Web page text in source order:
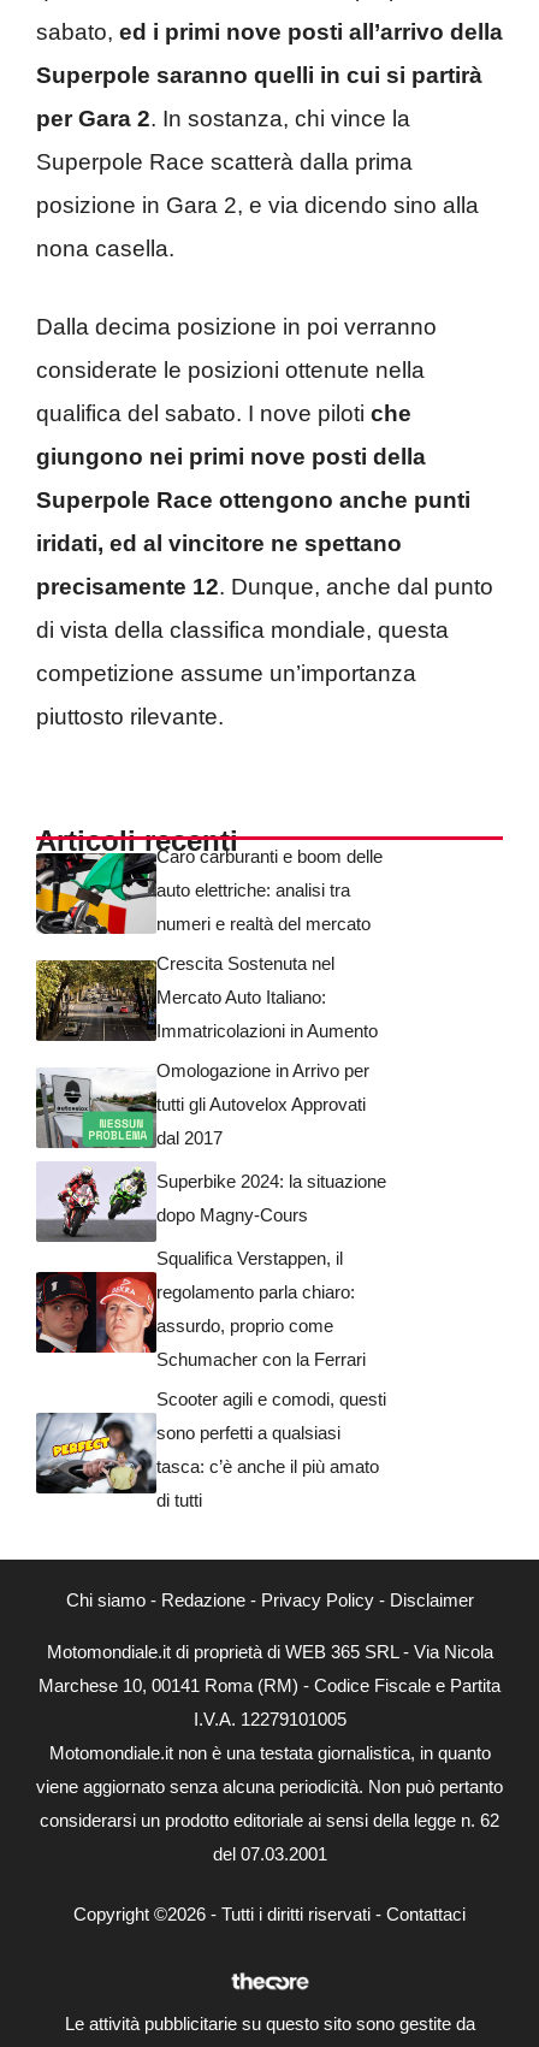
sabato, ed i primi nove posti all’arrivo della
Superpole saranno quelli in cui si partirà
per Gara 2. In sostanza, chi vince la
Superpole Race scatterà dalla prima
posizione in Gara 2, e via dicendo sino alla
nona casella.
Dalla decima posizione in poi verranno
considerate le posizioni ottenute nella
qualifica del sabato. I nove piloti che
giungono nei primi nove posti della
Superpole Race ottengono anche punti
iridati, ed al vincitore ne spettano
precisamente 12. Dunque, anche dal punto
di vista della classifica mondiale, questa
competizione assume un’importanza
piuttosto rilevante.
Articoli recentiCaro carburanti e boom delle
auto elettriche: analisi tra
numeri e realtà del mercato
Crescita Sostenuta nel
Mercato Auto Italiano:
Immatricolazioni in Aumento
Omologazione in Arrivo per
tutti gli Autovelox Approvati
dal 2017
Superbike 2024: la situazione
dopo Magny-Cours
Squalifica Verstappen, il
regolamento parla chiaro:
assurdo, proprio come
Schumacher con la Ferrari
Scooter agili e comodi, questi
sono perfetti a qualsiasi
tasca: c’è anche il più amato
di tutti
Chi siamo- Redazione- Privacy Policy- Disclaimer
Motomondiale.it di proprietà di WEB 365 SRL - Via Nicola
Marchese 10, 00141 Roma (RM) - Codice Fiscale e Partita
I.V.A. 12279101005
Motomondiale.it non è una testata giornalistica, in quanto
viene aggiornato senza alcuna periodicità. Non può pertanto
considerarsi un prodotto editoriale ai sensi della legge n. 62
del 07.03.2001
Copyright ©2026 - Tutti i diritti riservati - Contattaci
Le attività pubblicitarie su questo sito sono gestite da